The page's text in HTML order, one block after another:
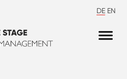
DE EN